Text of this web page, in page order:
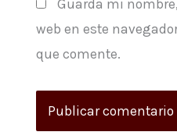
Guarda mi
web en este
que comente.